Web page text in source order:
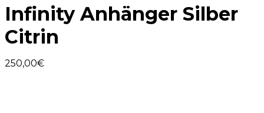
Infinity Anhänger Silber
Citrin
250,00€